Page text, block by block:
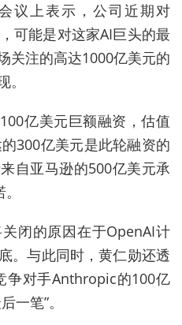
议上表示，公司近期对
可能是对这家AI巨头的最
关注的高达1000亿美元的
亿美元巨额融资，估值
300亿美元是此轮融资的
自亚马逊的500亿美元承
闭的原因在于OpenAI计
。与此同时，黄仁勋还透
争对手Anthropic的100亿
一笔”。